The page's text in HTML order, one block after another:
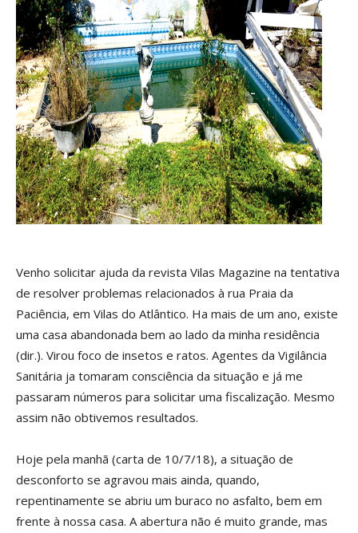
Venho solicitar ajuda da revista Vilas Magazine na tentativa
de resolver problemas relacionados à rua Praia da
Paciência, em Vilas do Atlântico. Ha mais de um ano, existe
uma casa abandonada bem ao lado da minha residência
(dir.). Virou foco de insetos e ratos. Agentes da Vigilância
Sanitária ja tomaram consciência da situação e já me
passaram números para solicitar uma fiscalização. Mesmo
assim não obtivemos resultados.
Hoje pela manhã (carta de 10/7/18), a situação de
desconforto se agravou mais ainda, quando,
repentinamente se abriu um buraco no asfalto, bem em
frente à nossa casa. A abertura não é muito grande, mas